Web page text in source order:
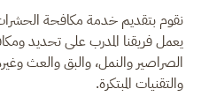
نقوم بتقديم خدمة مكافحة
يعمل فريقنا المدرب على تحديد
الصراصير والنمل، والبق والعث
والتقنيات المبتكرة.